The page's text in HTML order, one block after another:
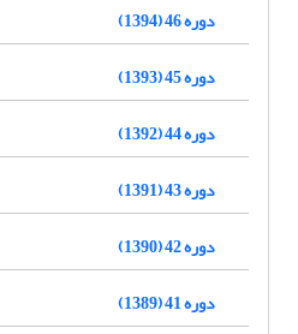
دوره 46 (1394)
دوره 45 (1393)
دوره 44 (1392)
دوره 43 (1391)
دوره 42 (1390)
دوره 41 (1389)